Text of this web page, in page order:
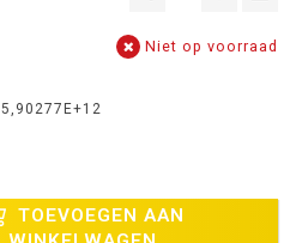
Niet op voorraad
5,90277E+12
TOEVOEGEN AAN